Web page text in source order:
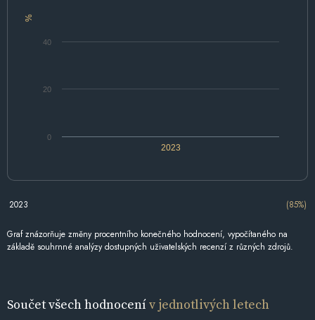
%
2023
0
20
40
2023 (85%)
Graf znázorňuje změny procentního konečného hodnocení, vypočítaného na
základě souhrnné analýzy dostupných uživatelských recenzí z různých zdrojů.
Součet všech hodnocenív jednotlivých letech